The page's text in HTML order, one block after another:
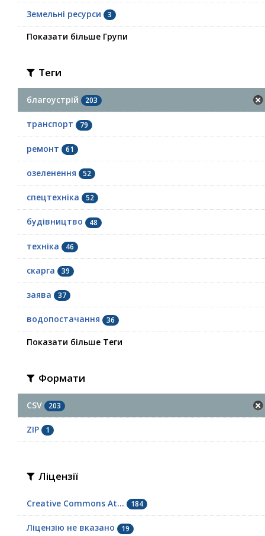
Земельні ресурси 3
Показати більше Групи
Теги
благоустрій 203
транспорт 79
ремонт 61
озеленення 52
спецтехніка 52
будівництво 48
техніка 46
скарга 39
заява 37
водопостачання 36
Показати більше Теги
Формати
CSV 203
ZIP 1
Ліцензії
Creative Commons At... 184
Ліцензію не вказано 19